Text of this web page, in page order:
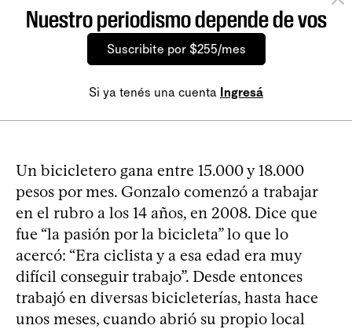
Nuestro periodismo depende de vos
Suscribite por $255/mes
Si ya tenés una cuenta Ingresá
Un bicicletero gana entre 15.000 y 18.000
pesos por mes. Gonzalo comenzó a trabajar
en el rubro a los 14 años, en 2008. Dice que
fue “la pasión por la bicicleta” lo que lo
acercó: “Era ciclista y a esa edad era muy
difícil conseguir trabajo”. Desde entonces
trabajó en diversas bicicleterías, hasta hace
unos meses, cuando abrió su propio local